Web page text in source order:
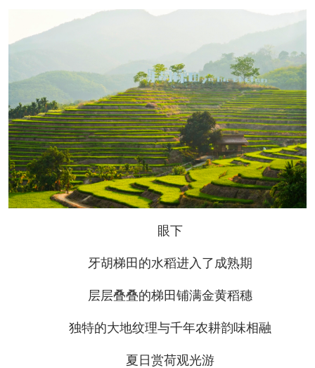
眼下
牙胡梯田的水稻进入了成熟期
层层叠叠的梯田铺满金黄稻穗
独特的大地纹理与千年农耕韵味相融
夏日赏荷观光游